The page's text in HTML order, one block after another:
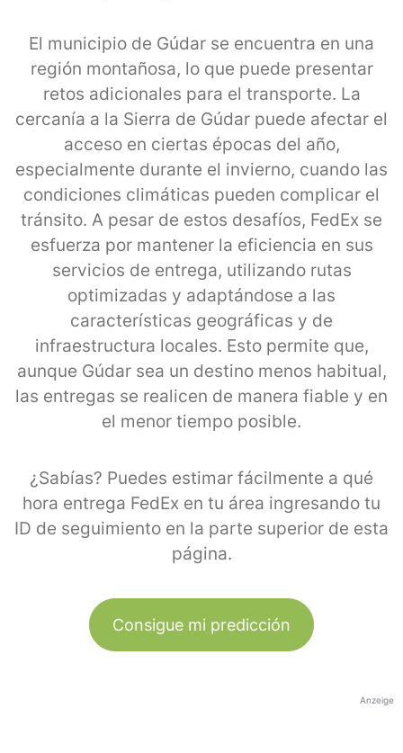
El municipio de Gúdar se encuentra en una
región montañosa, lo que puede presentar
retos adicionales para el transporte. La
cercanía a la Sierra de Gúdar puede afectar el
acceso en ciertas épocas del año,
especialmente durante el invierno, cuando las
condiciones climáticas pueden complicar el
tránsito. A pesar de estos desafíos, FedEx se
esfuerza por mantener la eficiencia en sus
servicios de entrega, utilizando rutas
optimizadas y adaptándose a las
características geográficas y de
infraestructura locales. Esto permite que,
aunque Gúdar sea un destino menos habitual,
las entregas se realicen de manera fiable y en
el menor tiempo posible.
¿Sabías? Puedes estimar fácilmente a qué
hora entrega FedEx en tu área ingresando tu
ID de seguimiento en la parte superior de esta
página.
Consigue mi predicción
Anzeige